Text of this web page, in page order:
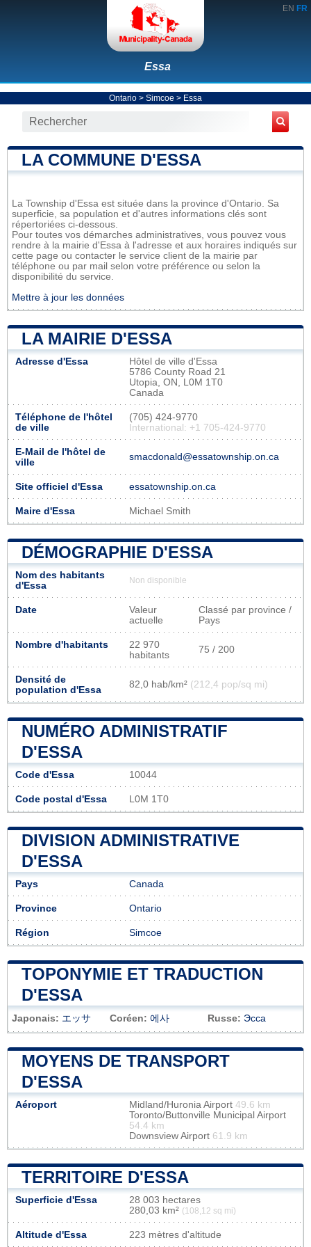
EN FR
Essa
Ontario > Simcoe > Essa
LA COMMUNE D'ESSA
La Township d'Essa est située dans la province d'Ontario. Sa
superficie, sa population et d'autres informations clés sont
répertoriées ci-dessous.
Pour toutes vos démarches administratives, vous pouvez vous
rendre à la mairie d'Essa à l'adresse et aux horaires indiqués sur
cette page ou contacter le service client de la mairie par
téléphone ou par mail selon votre préférence ou selon la
disponibilité du service.
Mettre à jour les données
LA MAIRIE D'ESSA
Adresse d'Essa
Hôtel de ville d'Essa
5786 County Road 21
Utopia, ON, L0M 1T0
Canada
Téléphone de l'hôtel
de ville
(705) 424-9770
International: +1 705-424-9770
E-Mail de l'hôtel de
ville
smacdonald@essatownship.on.ca
Site officiel d'Essa essatownship.on.ca
Maire d'Essa Michael Smith
DÉMOGRAPHIE D'ESSA
Nom des habitants
d'Essa
Non disponible
Date
Valeur
actuelle
Classé par province /
Pays
Nombre d'habitants
22 970
habitants
75 / 200
Densité de
population d'Essa
82,0 hab/km² (212,4 pop/sq mi)
NUMÉRO ADMINISTRATIF
D'ESSA
Code d'Essa 10044
Code postal d'Essa L0M 1T0
DIVISION ADMINISTRATIVE
D'ESSA
Pays Canada
Province Ontario
Région Simcoe
TOPONYMIE ET TRADUCTION
D'ESSA
Japonais: エッサ Coréen: 에사 Russe: Эсса
MOYENS DE TRANSPORT
D'ESSA
Aéroport Midland/Huronia Airport 49.6 km
Toronto/Buttonville Municipal Airport
54.4 km
Downsview Airport 61.9 km
TERRITOIRE D'ESSA
Superficie d'Essa
28 003 hectares
280,03 km² (108,12 sq mi)
Altitude d'Essa 223 mètres d'altitude